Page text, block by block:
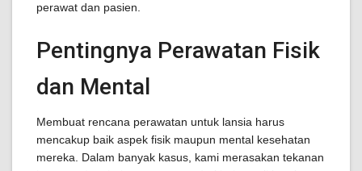
perawat dan pasien.
Pentingnya Perawatan Fisik
dan Mental
Membuat rencana perawatan untuk lansia harus
mencakup baik aspek fisik maupun mental kesehatan
mereka. Dalam banyak kasus, kami merasakan tekanan